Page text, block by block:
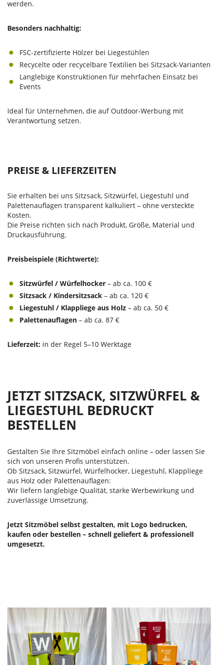
werden.
Besonders nachhaltig:
FSC-zertifizierte Hölzer bei Liegestühlen
Recycelte oder recycelbare Textilien bei Sitzsack-Varianten
Langlebige Konstruktionen für mehrfachen Einsatz bei
Events
Ideal für Unternehmen, die auf Outdoor-Werbung mit
Verantwortung setzen.
PREISE & LIEFERZEITEN
Sie erhalten bei uns Sitzsack, Sitzwürfel, Liegestuhl und
Palettenauflagen transparent kalkuliert – ohne versteckte
Kosten.
Die Preise richten sich nach Produkt, Größe, Material und
Druckausführung.
Preisbeispiele (Richtwerte):
Sitzwürfel / Würfelhocker – ab ca. 100 €
Sitzsack / Kindersitzsack – ab ca. 120 €
Liegestuhl / Klappliege aus Holz – ab ca. 50 €
Palettenauflagen – ab ca. 87 €
Lieferzeit: in der Regel 5–10 Werktage
JETZT SITZSACK, SITZWÜRFEL &
LIEGESTUHL BEDRUCKT
BESTELLEN
Gestalten Sie Ihre Sitzmöbel einfach online – oder lassen Sie
sich von unseren Profis unterstützen.
Ob Sitzsack, Sitzwürfel, Würfelhocker, Liegestuhl, Klappliege
aus Holz oder Palettenauflagen:
Wir liefern langlebige Qualität, starke Werbewirkung und
zuverlässige Umsetzung.
Jetzt Sitzmöbel selbst gestalten, mit Logo bedrucken,
kaufen oder bestellen – schnell geliefert & professionell
umgesetzt.